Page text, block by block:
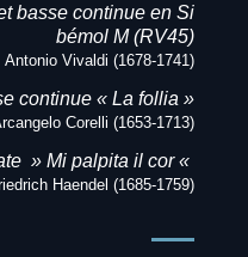
basse continue en Si
bémol M (RV45)
Antonio Vivaldi (1678-1741)
continue « La follia »
Corelli (1653-1713)
» Mi palpita il cor «
Haendel (1685-1759)